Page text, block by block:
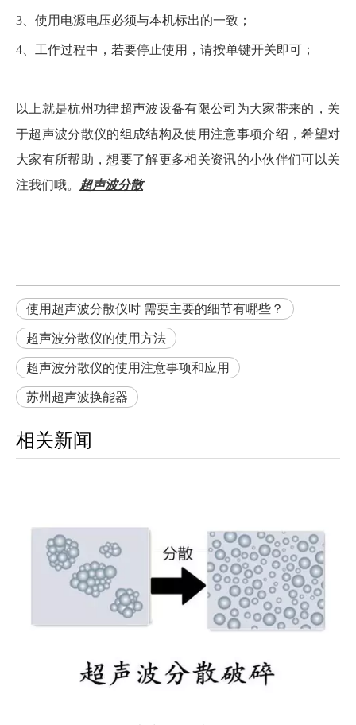
3、使用电源电压必须与本机标出的一致；
4、工作过程中，若要停止使用，请按单键开关即可；
以上就是杭州功律超声波设备有限公司为大家带来的，关
于超声波分散仪的组成结构及使用注意事项介绍，希望对
大家有所帮助，想要了解更多相关资讯的小伙伴们可以关
注我们哦。
超声波分散
使用超声波分散仪时 需要主要的细节有哪些？
超声波分散仪的使用方法
超声波分散仪的使用注意事项和应用
苏州超声波换能器
相关新闻